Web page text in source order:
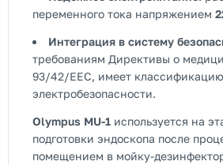
переменного тока напряжением
Интеграция в систему
требованиям Директивы о
93/42/EEC, имеет классификацию
электробезопасности.
Olympus MU-1 используется на
подготовки эндоскопа после
помещением в мойку-